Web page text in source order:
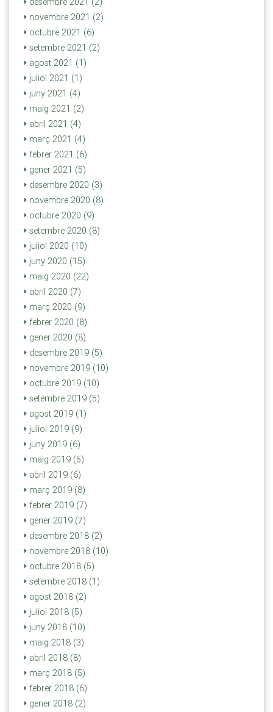
novembre 2021 (2)
octubre 2021 (6)
setembre 2021 (2)
agost 2021 (1)
juliol 2021 (1)
juny 2021 (4)
maig 2021 (2)
abril 2021 (4)
març 2021 (4)
febrer 2021 (6)
gener 2021 (5)
desembre 2020 (3)
novembre 2020 (8)
octubre 2020 (9)
setembre 2020 (8)
juliol 2020 (10)
juny 2020 (15)
maig 2020 (22)
abril 2020 (7)
març 2020 (9)
febrer 2020 (8)
gener 2020 (8)
desembre 2019 (5)
novembre 2019 (10)
octubre 2019 (10)
setembre 2019 (5)
agost 2019 (1)
juliol 2019 (9)
juny 2019 (6)
maig 2019 (5)
abril 2019 (6)
març 2019 (8)
febrer 2019 (7)
gener 2019 (7)
desembre 2018 (2)
novembre 2018 (10)
octubre 2018 (5)
setembre 2018 (1)
agost 2018 (2)
juliol 2018 (5)
juny 2018 (10)
maig 2018 (3)
abril 2018 (8)
març 2018 (5)
febrer 2018 (6)
gener 2018 (2)